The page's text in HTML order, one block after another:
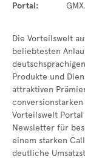
Portal:
Die Vorteilswelt
beliebtesten
Produkte und
attraktiven
Vorteilswelt
Newsletter für
einem starken
deutliche